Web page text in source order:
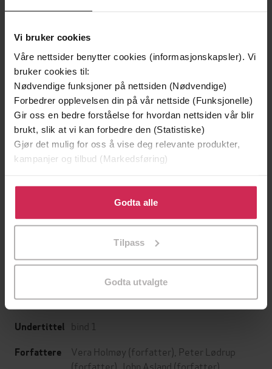
Vi bruker cookies
Våre nettsider benytter cookies (informasjonskapsler). Vi
bruker cookies til:
Nødvendige funksjoner på nettsiden (Nødvendige)
Forbedrer opplevelsen din på vår nettside (Funksjonelle)
Gir oss en bedre forståelse for hvordan nettsiden vår blir
brukt, slik at vi kan forbedre den (Statistiske)
Gjør det mulig for oss å vise deg relevante produkter,
kampanjer og tilbud (Markedsføring)
Klikk på «Godta alle» for å gi oss ditt samtykke til å
bruke cookies for alle disse formålene. Du kan også
tilpasse ditt samtykke til spesifikke formål ved å klikke
Godta alle
Tilpass
Godta utvalgte
249,-
Sapiens
EBOK
449,-
Hvitekrist
LYDBOK
Undertittel bind 1
Forfattere Vera Holmøy (forfatter), Peter Lødrup
(forfatter), John Asland (forfatter)